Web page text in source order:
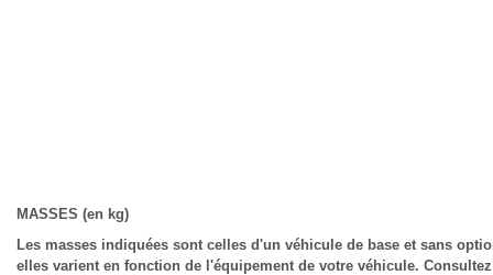
MASSES (en kg)
Les masses indiquées sont celles d'un véhicule de base et sans
elles varient en fonction de l'équipement de votre véhicule.